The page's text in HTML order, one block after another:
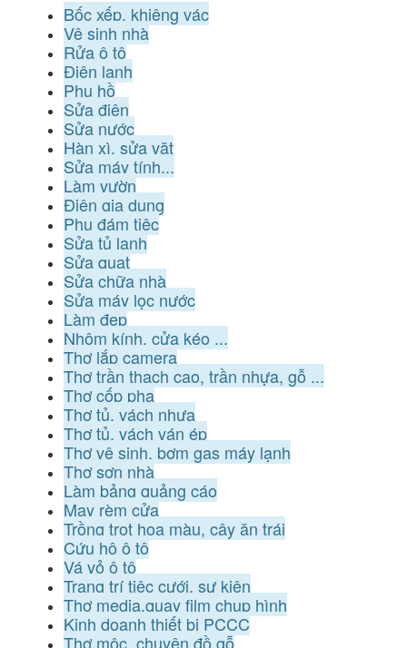
Bốc xếp, khiêng vác
Vệ sinh nhà
Rửa ô tô
Điện lạnh
Phụ hồ
Sửa điện
Sửa nước
Hàn xì, sửa vặt
Sửa máy tính...
Làm vườn
Điện gia dụng
Phụ đám tiệc
Sửa tủ lạnh
Sửa quạt
Sửa chữa nhà
Sửa máy lọc nước
Làm đẹp
Nhôm kính, cửa kéo ...
Thợ lắp camera
Thợ trần thạch cao, trần nhựa, gỗ ...
Thợ cốp pha
Thợ tủ, vách nhựa
Thợ tủ, vách ván ép
Thợ vệ sinh, bơm gas máy lạnh
Thợ sơn nhà
Làm bảng quảng cáo
May rèm cửa
Trồng trọt hoa màu, cây ăn trái
Cứu hộ ô tô
Vá vỏ ô tô
Trang trí tiệc cưới, sự kiện
Thợ media,quay film chụp hình
Kinh doanh thiết bị PCCC
Thợ mộc, chuyên đồ gỗ